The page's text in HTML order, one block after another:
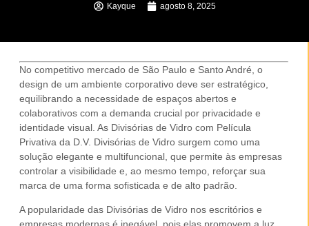
Kayque agosto 8, 2025
No competitivo mercado de São Paulo e Santo André , o
design de um ambiente corporativo deve ser estratégico,
equilibrando a necessidade de espaços abertos e
colaborativos com a demanda crucial por privacidade e
identidade visual. As Divisórias de Vidro com Película
Privativa da D.V. Divisórias de Vidro surgem como uma
solução elegante e multifuncional, que permite às empresas
controlar a visibilidade e, ao mesmo tempo, reforçar sua
marca de uma forma sofisticada e de alto padrão
A popularidade das Divisórias de Vidro nos escritórios e